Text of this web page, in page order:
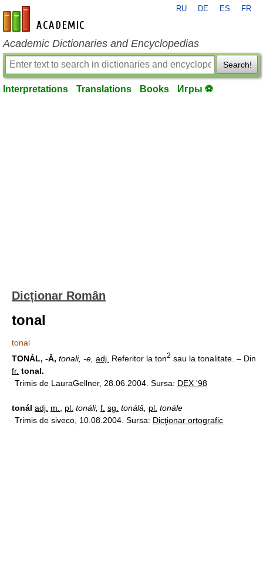
en-academic.com
RU DE ES FR
Academic Dictionaries and Encyclopedias
Search!
Interpretations Translations Books Игры ⚽
Dicționar Român
tonal
tonal
TONÁL, -Ă, tonali, -e, adj. Referitor la ton2 sau la tonalitate. – Din
fr. tonal.
Trimis de LauraGellner, 28.06.2004. Sursa: DEX '98
tonál adj. m. pl. tonáli; f. sg. tonálă, pl. tonále
Trimis de siveco, 10.08.2004. Sursa: Dicţionar ortografic